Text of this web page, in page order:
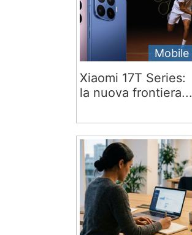
Mobile
Xiaomi 17T Series:
la nuova frontiera...